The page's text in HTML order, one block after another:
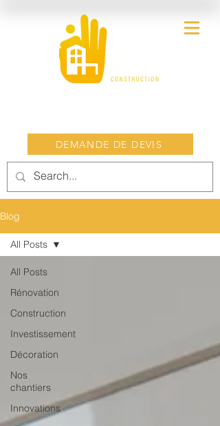
DEMANDE DE DEVIS
Blog
All Posts
Rénovation
Construction
Investissement
Décoration
Nos
chantiers
Innovations
All Posts